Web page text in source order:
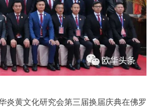
黄文化研究会第三届换届庆典在佛罗